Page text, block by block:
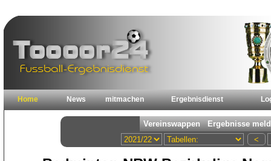
Home News mitmachen Ergebnisdienst